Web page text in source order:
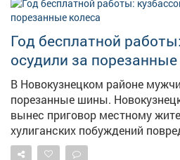
спрятаться в подъезде, однако
оперативно установили их личности.
здоровью подростков ничего
сотрудникам полиции для
выяснения всех обстоятельств
freepik.com
Год бесплатной
осудили за порезанные
В Новокузнецком районе
порезанные шины. Новокузнецкий районный суд
вынес приговор местному
хулиганских побуждений
Как сообщает суд, инцидент